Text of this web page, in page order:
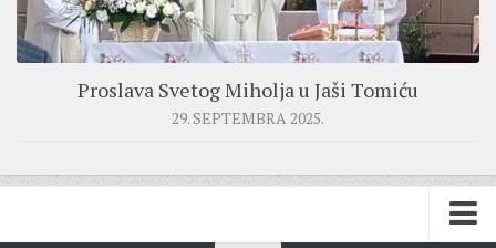
Proslava Svetog Miholja u Jaši Tomiću
29. SEPTEMBRA 2025.